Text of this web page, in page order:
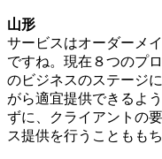
山形
サービスはオーダーメ
ですね。現在８つのプ
のビジネスのステージ
がら適宜提供できるよ
ずに、クライアントの
ス提供を行うこともも